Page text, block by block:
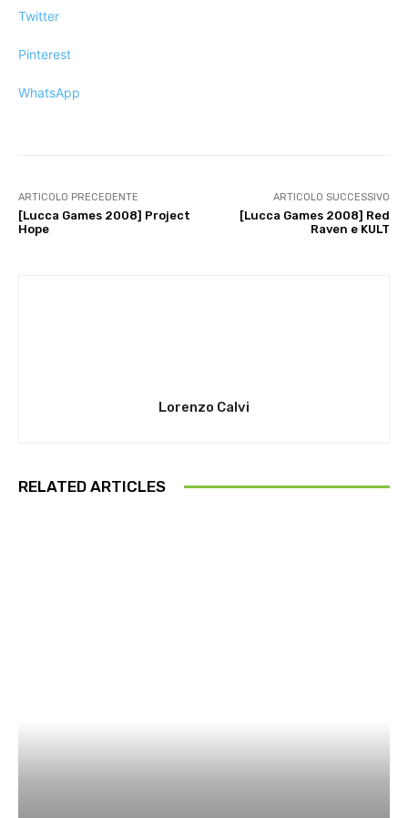
Twitter
Pinterest
WhatsApp
ARTICOLO PRECEDENTE
[Lucca Games 2008] Project
Hope
ARTICOLO SUCCESSIVO
[Lucca Games 2008] Red
Raven e KULT
Lorenzo Calvi
RELATED ARTICLES